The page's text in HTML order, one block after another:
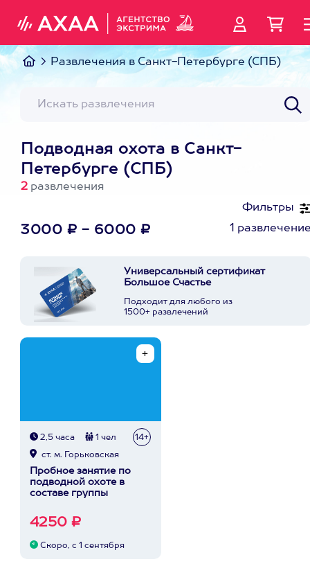
Развлечения в Санкт-Петербурге (СПБ)
Подводная охота в Санкт-
Петербурге (СПБ)
2 развлечения
Фильтры
3000 ₽ - 6000 ₽ 1
Универсальный сертификат
Большое Счастье
Подходит для любого из
1500+ развлечений
2,5 часа 1 чел 14+
ст. м. Горьковская
Пробное занятие по
подводной охоте в
составе группы
4250 ₽
Скоро, с 1 сентября